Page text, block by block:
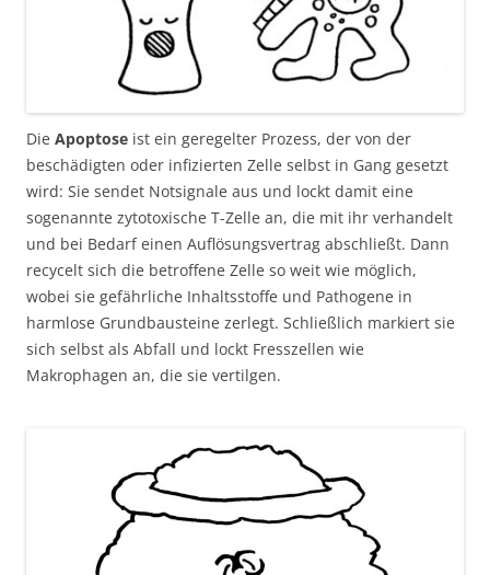
Die Apoptose ist ein geregelter Prozess, der von der
beschädigten oder infizierten Zelle selbst in Gang gesetzt
wird: Sie sendet Notsignale aus und lockt damit eine
sogenannte zytotoxische T-Zelle an, die mit ihr verhandelt
und bei Bedarf einen Auflösungsvertrag abschließt. Dann
recycelt sich die betroffene Zelle so weit wie möglich,
wobei sie gefährliche Inhaltsstoffe und Pathogene in
harmlose Grundbausteine zerlegt. Schließlich markiert sie
sich selbst als Abfall und lockt Fresszellen wie
Makrophagen an, die sie vertilgen.